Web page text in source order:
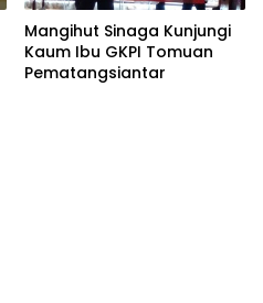
Mangihut Sinaga Kunjungi
Kaum Ibu GKPI Tomuan
Pematangsiantar